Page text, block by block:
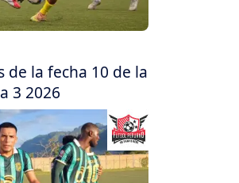
de la fecha 10 de la
3 2026